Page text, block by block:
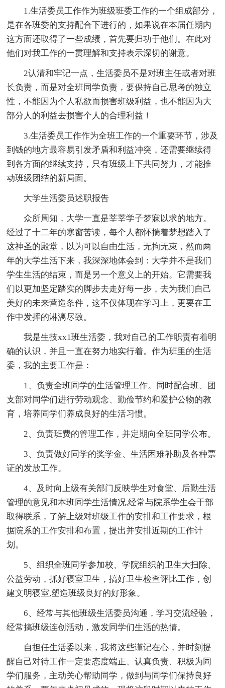
1.生活委员工作作为班级班委工作的一个组成部分，
是在各班委的支持配合下进行的，如果说在本届任期内
这方面还取得了一些成绩，首先要归功于他们。在此对
他们对我工作的一贯理解和支持表示深切的谢意。
2认清和牢记一点，生活委员不是对班主任或者对班
长负责，而是对全班同学负责，要保持自己思考的独立
性，不能因为个人私欲而损害班级利益，也不能因为大
部分人的利益去损害个人的合理利益！
3.生活委员工作作为全班工作的一个重要环节，涉及
到钱的地方最容易引发矛盾和利益冲突，还需要继续得
到各方面的继续支持，只有班级上下共同努力，才能推
动班级团结的新局面。
大学生活委员述职报告
众所周知，大学一直是莘莘学子梦寐以求的地方。
经过了十二年的寒窗苦读，每个人都怀揣着梦想踏入了
这神圣的殿堂，以为可以自由生活，无拘无束，然而两
年的大学生活下来，我深深地体会到：大学并不是我们
学生生活的结束，而是另一个意义上的开始。它需要我
们以更加坚定踏实的脚步去走好每一步，去为我们自己
美好的未来营造条件，这不仅体现在学习上，更要在工
作中发挥的淋漓尽致。
我是生技xx1班生活委，我对自己的工作职责有着明
确的认识，并且一直在努力地实行着。作为班里的生活
委，我的主要工作是：
1、负责全班同学的生活管理工作。同时配合班、团
支部对同学们进行劳动观念、勤俭节约和爱护公物的教
育，培养同学们养成良好的生活习惯。
2、负责班费的管理工作，并定期向全班同学公布。
3、负责做好同学的奖学金、生活困难补助及各种票
证的发放工作。
4、及时向上级有关部门反映学生对食堂、后勤生活
管理的意见和本班同学生活情况,经常与院系学生会干部
取得联系，了解上级对班级工作的安排和工作要求，根
据院系的工作安排和布置，提出并安排近期的工作计
划。
5、组织全班同学参加校、学院组织的卫生大扫除、
公益劳动，抓好寝室卫生，搞好卫生检查评比工作，创
建文明寝室,塑造班级良好的好形象。
6、经常与其他班级生活委员沟通，学习交流经验，
经常搞班级连创活动，激发同学们生活的热情。
自担任生活委以来，我将这些谨记在心，并时刻提
醒自己对待工作一定要态度端正、认真负责、积极为同
学们服务，主动关心帮助同学，做到与同学们保持良好